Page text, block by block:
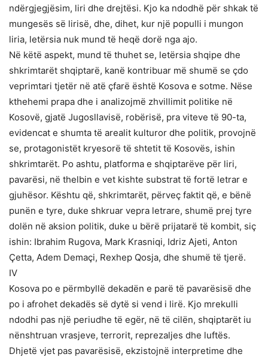
ndërgjegjësim, liri dhe drejtësi. Kjo ka ndodhë për shkak të
mungesës së lirisë, dhe, dihet, kur një populli i mungon
liria, letërsia nuk mund të heqë dorë nga ajo.
Në këtë aspekt, mund të thuhet se, letërsia shqipe dhe
shkrimtarët shqiptarë, kanë kontribuar më shumë se çdo
veprimtari tjetër në atë çfarë është Kosova e sotme. Nëse
kthehemi prapa dhe i analizojmë zhvillimit politike në
Kosovë, gjatë Jugosllavisë, robërisë, pra viteve të 90-ta,
evidencat e shumta të arealit kulturor dhe politik, provojnë
se, protagonistët kryesorë të shtetit të Kosovës, ishin
shkrimtarët. Po ashtu, platforma e shqiptarëve për liri,
pavarësi, në thelbin e vet kishte substrat të fortë letrar e
gjuhësor. Kështu që, shkrimtarët, përveç faktit që, e bënë
punën e tyre, duke shkruar vepra letrare, shumë prej tyre
dolën në aksion politik, duke u bërë prijatarë të kombit, siç
ishin: Ibrahim Rugova, Mark Krasniqi, Idriz Ajeti, Anton
Çetta, Adem Demaçi, Rexhep Qosja, dhe shumë të tjerë.
IV
Kosova po e përmbyllë dekadën e parë të pavarësisë dhe
po i afrohet dekadës së dytë si vend i lirë. Kjo mrekulli
ndodhi pas një periudhe të egër, në të cilën, shqiptarët iu
nënshtruan vrasjeve, terrorit, reprezaljes dhe luftës.
Dhjetë vjet pas pavarësisë, ekzistojnë interpretime dhe